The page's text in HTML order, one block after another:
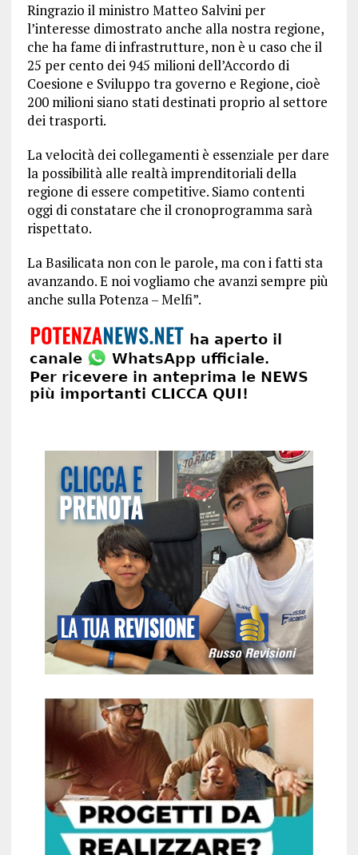
Ringrazio il ministro Matteo Salvini per
l’interesse dimostrato anche alla nostra regione,
che ha fame di infrastrutture, non è u caso che il
25 per cento dei 945 milioni dell’Accordo di
Coesione e Sviluppo tra governo e Regione, cioè
200 milioni siano stati destinati proprio al settore
dei trasporti.
La velocità dei collegamenti è essenziale per dare
la possibilità alle realtà imprenditoriali della
regione di essere competitive. Siamo contenti
oggi di constatare che il cronoprogramma sarà
rispettato.
La Basilicata non con le parole, ma con i fatti sta
avanzando. E noi vogliamo che avanzi sempre più
anche sulla Potenza – Melfi”.